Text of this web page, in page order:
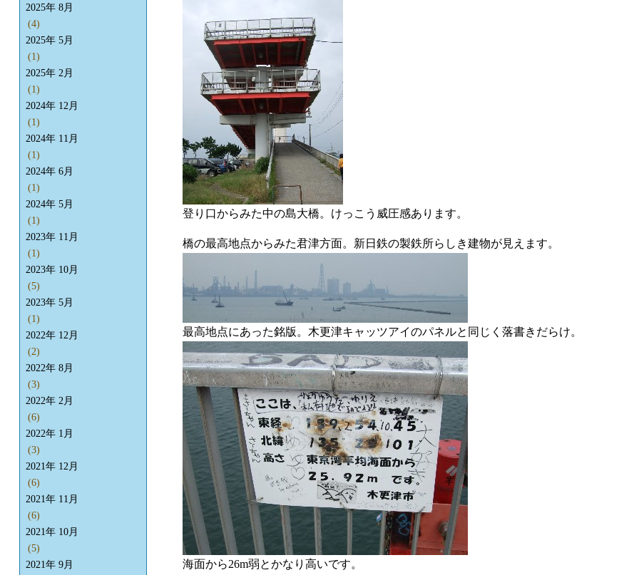
登り口からみた中の島大橋。けっこう威圧感あります。
橋の最高地点からみた君津方面。新日鉄の製鉄所らしき建物が見えます。
最高地点にあった銘版。木更津キャッツアイのパネルと同じく落書きだらけ。
海面から26m弱とかなり高いです。
2025年 8月
(4)
2025年 5月
(1)
2025年 2月
(1)
2024年 12月
(1)
2024年 11月
(1)
2024年 6月
(1)
2024年 5月
(1)
2023年 11月
(1)
2023年 10月
(5)
2023年 5月
(1)
2022年 12月
(2)
2022年 8月
(3)
2022年 2月
(6)
2022年 1月
(3)
2021年 12月
(6)
2021年 11月
(6)
2021年 10月
(5)
2021年 9月